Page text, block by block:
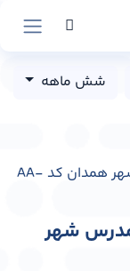
شش ماهه
شهر